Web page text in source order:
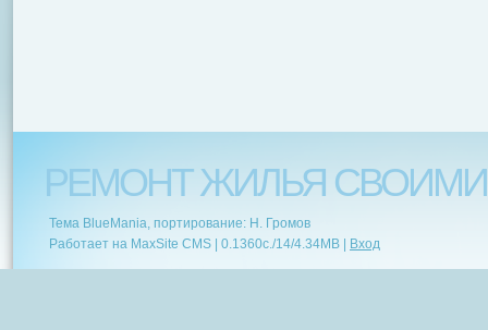
РЕМОНТ ЖИЛЬЯ
Тема BlueMania, портирование: Н. Громов
Работает на MaxSite CMS | 0.1360c./14/4.34MB | Вход